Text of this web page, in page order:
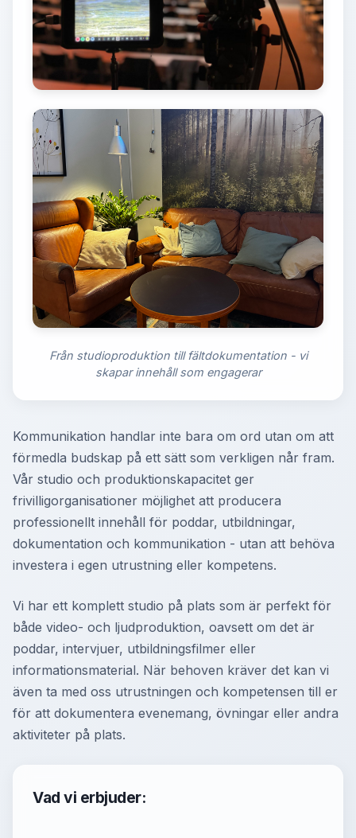
Kommunikation handlar inte bara om ord utan om att
förmedla budskap på ett sätt som verkligen når fram.
Vår studio och produktionskapacitet ger
frivilligorganisationer möjlighet att producera
professionellt innehåll för poddar, utbildningar,
dokumentation och kommunikation - utan att behöva
investera i egen utrustning eller kompetens.
Vi har ett komplett studio på plats som är perfekt för
både video- och ljudproduktion, oavsett om det är
poddar, intervjuer, utbildningsfilmer eller
informationsmaterial. När behoven kräver det kan vi
även ta med oss utrustningen och kompetensen till er
för att dokumentera evenemang, övningar eller andra
aktiviteter på plats.
Vad vi erbjuder:
Från studioproduktion till fältdokumentation - vi
skapar innehåll som engagerar